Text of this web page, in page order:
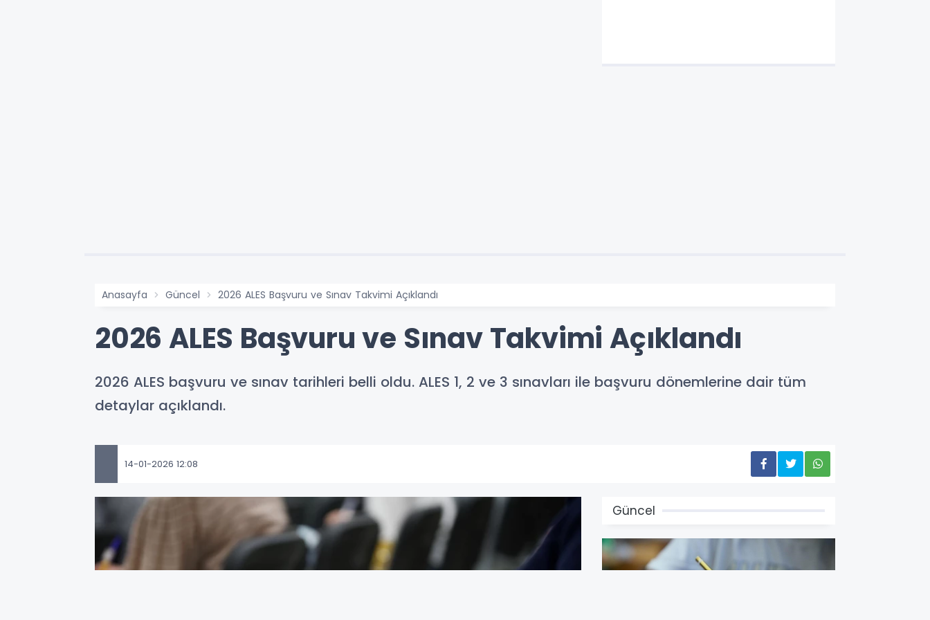
Anasayfa Güncel 2026 ALES Başvuru ve Sınav Takvimi Açıklandı
2026 ALES Başvuru ve Sınav Takvimi Açıklandı
2026 ALES başvuru ve sınav tarihleri belli oldu. ALES 1, 2 ve 3 sınavları ile başvuru dönemlerine dair tüm
detaylar açıklandı.
14-01-2026 12:08
Güncel